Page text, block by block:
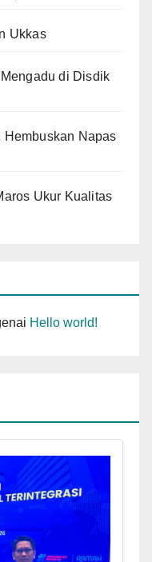
Ukkas
di Disdik
Napas
Ukur Kualitas
Hello world!